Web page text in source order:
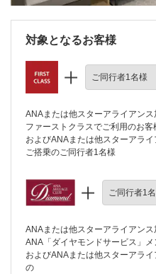
対象となるお客様
ご同行者1名様
ANAまたは他スターアライアン
ファーストクラスでご利用のお客
およびANAまたは他スターアラ
ご搭乗のご同行者1名様
ご同行者1
ANAまたは他スターアライアン
ANA「ダイヤモンドサービス」メ
およびANAまたは他スターアラ
の